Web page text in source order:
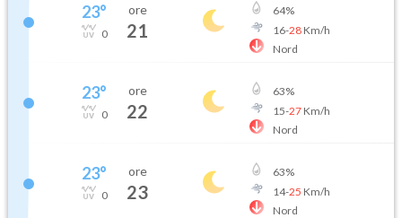
23°
0
ore
21
64%
16-28Km/h
Nord
23°
0
ore
22
63%
15-27Km/h
Nord
23°
0
ore
23
63%
14-25 Km/h
Nord